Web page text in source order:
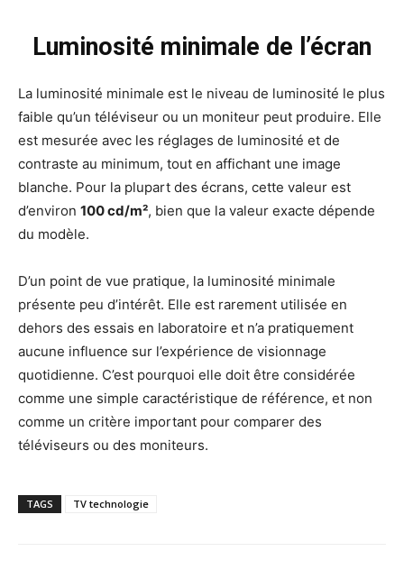
Luminosité minimale de l’écran
La luminosité minimale est le niveau de luminosité le plus
faible qu’un téléviseur ou un moniteur peut produire. Elle
est mesurée avec les réglages de luminosité et de
contraste au minimum, tout en affichant une image
blanche. Pour la plupart des écrans, cette valeur est
d’environ 100 cd/m², bien que la valeur exacte dépende
du modèle.
D’un point de vue pratique, la luminosité minimale
présente peu d’intérêt. Elle est rarement utilisée en
dehors des essais en laboratoire et n’a pratiquement
aucune influence sur l’expérience de visionnage
quotidienne. C’est pourquoi elle doit être considérée
comme une simple caractéristique de référence, et non
comme un critère important pour comparer des
téléviseurs ou des moniteurs.
TAGS TV technologie